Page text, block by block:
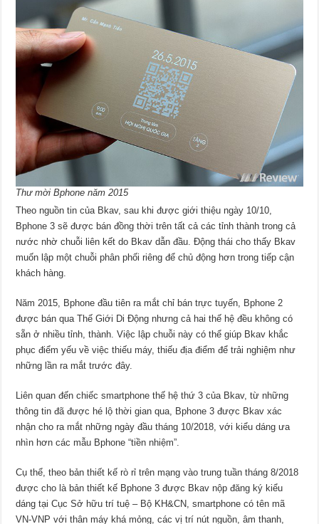
Thư mời Bphone năm 2015
Theo nguồn tin của Bkav, sau khi được giới thiệu ngày 10/10,
Bphone 3 sẽ được bán đồng thời trên tất cả các tỉnh thành trong cả
nước nhờ chuỗi liên kết do Bkav dẫn đầu. Động thái cho thấy Bkav
muốn lập một chuỗi phân phối riêng để chủ động hơn trong tiếp cận
khách hàng.
Năm 2015, Bphone đầu tiên ra mắt chỉ bán trực tuyến, Bphone 2
được bán qua Thế Giới Di Động nhưng cả hai thế hệ đều không có
sẵn ở nhiều tỉnh, thành. Việc lập chuỗi này có thể giúp Bkav khắc
phục điểm yếu về việc thiếu máy, thiếu địa điểm để trải nghiệm như
những lần ra mắt trước đây.
Liên quan đến chiếc smartphone thế hệ thứ 3 của Bkav, từ những
thông tin đã được hé lộ thời gian qua, Bphone 3 được Bkav xác
nhận cho ra mắt những ngày đầu tháng 10/2018, với kiểu dáng ưa
nhìn hơn các mẫu Bphone “tiền nhiệm”.
Cụ thể, theo bản thiết kế rò rỉ trên mạng vào trung tuần tháng 8/2018
được cho là bản thiết kế Bphone 3 được Bkav nộp đăng ký kiểu
dáng tại Cục Sở hữu trí tuệ – Bộ KH&CN, smartphone có tên mã
VN-VNP với thân máy khá mỏng, các vị trí nút nguồn, âm thanh,